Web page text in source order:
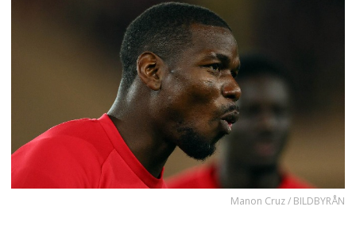
Manon Cruz / BILDBYRÅN